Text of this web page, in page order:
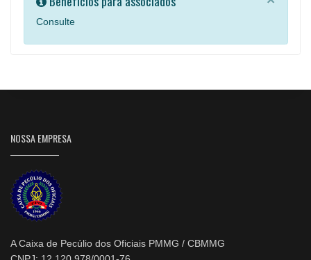
Consulte
NOSSA EMPRESA
A Caixa de Pecúlio dos Oficiais PMMG / CBMMG